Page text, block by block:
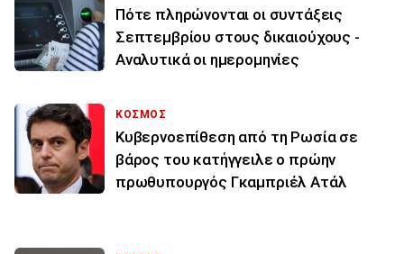
Πότε πληρώνονται οι συντάξεις
Σεπτεμβρίου στους δικαιούχους -
Αναλυτικά οι ημερομηνίες
ΚΟΣΜΟΣ
Κυβερνοεπίθεση από τη Ρωσία σε
βάρος του κατήγγειλε ο πρώην
πρωθυπουργός Γκαμπριέλ Ατάλ